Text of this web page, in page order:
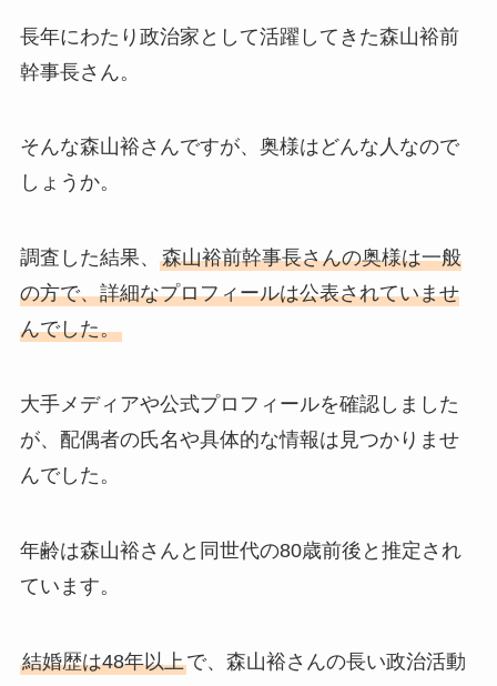
長年にわたり政治家として活躍してきた森山裕前
幹事長さん。
そんな森山裕さんですが、奥様はどんな人なので
しょうか。
調査した結果、 森山裕前幹事長さんの奥様は一般
の方で、詳細なプロフィールは公表されていませ
んでした。
大手メディアや公式プロフィールを確認しました
が、配偶者の氏名や具体的な情報は見つかりませ
んでした。
年齢は森山裕さんと同世代の80歳前後と推定され
ています。
結婚歴は48年以上で、森山裕さんの長い政治活動